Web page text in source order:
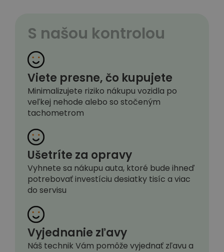
S našou kontrolou
Viete presne, čo kupujete
Minimalizujete riziko nákupu vozidla po
veľkej nehode alebo so stočeným
tachometrom
Ušetríte za opravy
Vyhnete sa nákupu auta, ktoré bude ihneď
potrebovať investíciu desiatky tisíc a viac
do servisu
Vyjednanie zľavy
Náš technik Vám pomôže vyjednať zľavu a